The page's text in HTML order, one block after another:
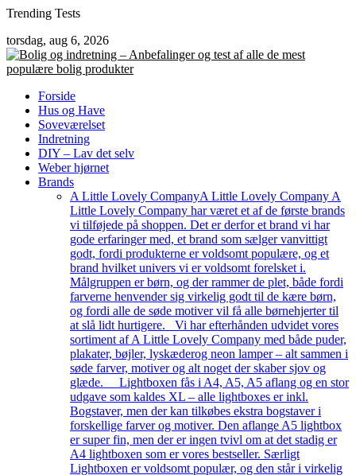
Skip
content
Trending Tests
torsdag, aug 6, 2026
Forside
Hus og Have
Soveværelset
Indretning
DIY – Lav det selv
Weber hjørnet
Brands
A Little Lovely CompanyA Little Lovely Company A
Little Lovely Company har været et af de første brands
vi tilføjede på shoppen. Det er derfor et brand vi har
gode erfaringer med, et brand som sælger vanvittigt
godt, fordi produkterne er voldsomt populære, og et
brand hvilket univers vi er voldsomt forelsket i.
Målgruppen er børn, og der rammer de plet, både fordi
farverne henvender sig virkelig godt til de kære børn,
og fordi alle de søde motiver vil få alle børnehjerter til
at slå lidt hurtigere. Vi har efterhånden udvidet vores
sortiment af A Little Lovely Company med både puder,
plakater, bøjler, lyskæderog neon lamper – alt sammen i
søde farver, motiver og alt noget der skaber sjov og
glæde. Lightboxen fås i A4, A5, A5 aflang og en stor
udgave som kaldes XL – alle lightboxes er inkl.
Bogstaver, men der kan tilkøbes ekstra bogstaver i
forskellige farver og motiver. Den aflange A5 lightbox
er super fin, men der er ingen tvivl om at det stadig er
A4 lightboxen som er vores bestseller. Særligt
Lightboxen er voldsomt populær, og den står i virkelig